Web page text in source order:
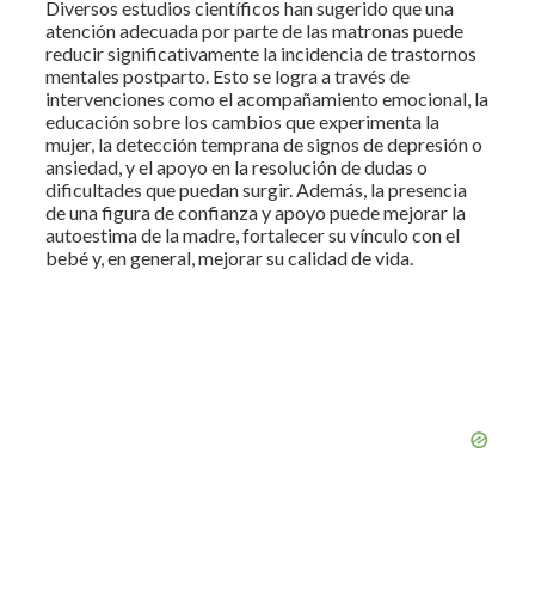
Diversos estudios científicos han sugerido que una
atención adecuada por parte de las matronas puede
reducir significativamente la incidencia de trastornos
mentales postparto. Esto se logra a través de
intervenciones como el acompañamiento emocional, la
educación sobre los cambios que experimenta la
mujer, la detección temprana de signos de depresión o
ansiedad, y el apoyo en la resolución de dudas o
dificultades que puedan surgir. Además, la presencia
de una figura de confianza y apoyo puede mejorar la
autoestima de la madre, fortalecer su vínculo con el
bebé y, en general, mejorar su calidad de vida.